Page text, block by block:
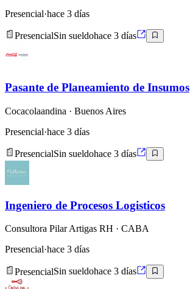
Presencial·hace 3 días
PresencialSin sueldohace 3 días
Pasante de Planeamiento de Insumos
Cocacolaandina · Buenos Aires
Presencial·hace 3 días
PresencialSin sueldohace 3 días
Ingeniero de Procesos Logisticos
Consultora Pilar Artigas RH · CABA
Presencial·hace 3 días
PresencialSin sueldohace 3 días